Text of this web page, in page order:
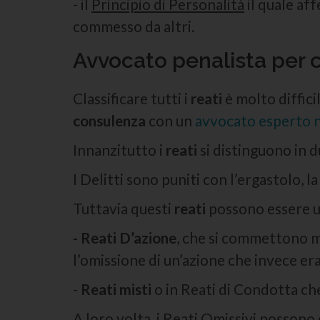
- il Principio di Personalità il quale
commesso da altri.
Avvocato penalista per
Classificare tutti i reati è molto
consulenza con un avvocato esperto
Innanzitutto i reati si distinguono in
I Delitti sono puniti con l’ergastolo,
Tuttavia questi reati possono
- Reati D’azione, che si commettono
l’omissione di un’azione che invece
- Reati misti o in Reati di Condotta